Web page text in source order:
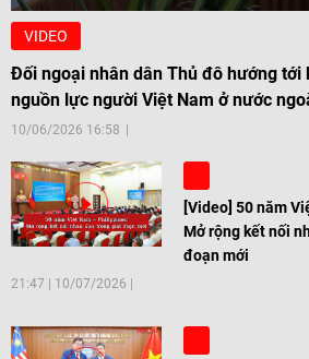
VIDEO
Đối ngoại nhân dân Thủ đô hướng tới
nguồn lực người Việt Nam ở nước
10/06/2026 16:58
[Video] 50 năm
Mở rộng kết nối
đoạn mới
21:47 10/07/2026